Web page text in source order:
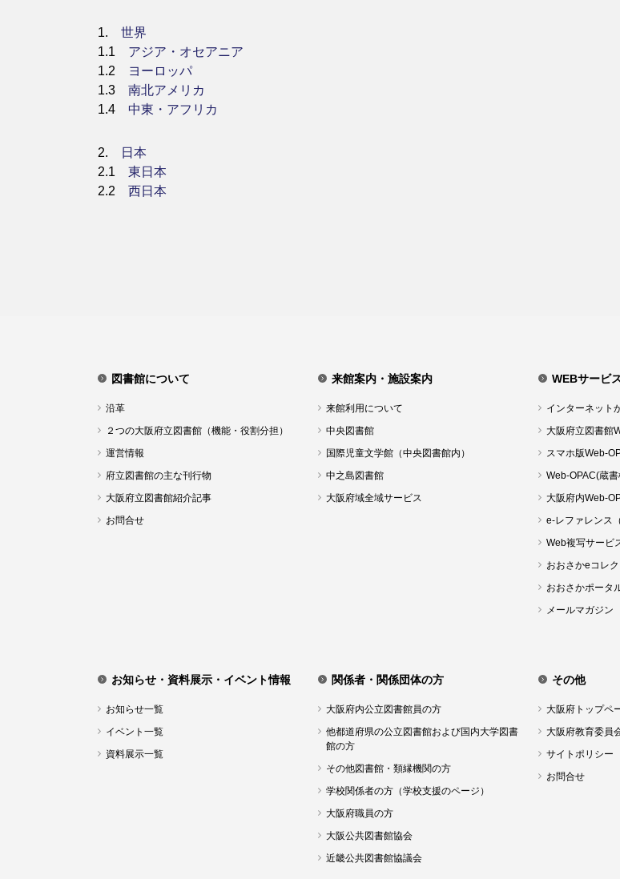
1. 世界
1.1 アジア・オセアニア
1.2
ヨーロッパ
1.3 南北アメリカ
1.4 中東・アフリカ
2.
日本
2.1 東日本
2.2 西日本
図書館について
沿革
２つの大阪府立図書館（機能・役割分担）
運営情報
府立図書館の主な刊行物
大阪府立図書館紹介記事
お問合せ
来館案内・施設案内
来館利用について
中央図書館
国際児童文学館（中央図書館内）
中之島図書館
大阪府域全域サービス
WEBサービ
インターネット
大阪府立図書館
スマホ版Web-
Web-OPAC(蔵
大阪府内Web-
e-レファレンス
Web複写サービ
おおさかeコレ
おおさかポータ
メールマガジン
お知らせ・資料展示・イベント情報
お知らせ一覧
イベント一覧
資料展示一覧
関係者・関係団体の方
大阪府内公立図書館員の方
他都道府県の公立図書館および国内大学図書
館の方
その他図書館・類縁機関の方
学校関係者の方（学校支援のページ）
大阪府職員の方
大阪公共図書館協会
近畿公共図書館協議会
その他
大阪府トップペ
大阪府教育委員
サイトポリシー
お問合せ